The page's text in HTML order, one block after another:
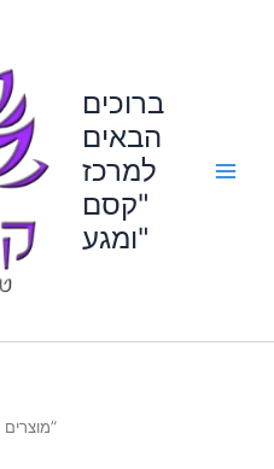
ברוכים
הבאים
למרכז
"קסם
ומגע"
/ Products tagged “מוצרים פיסיים”